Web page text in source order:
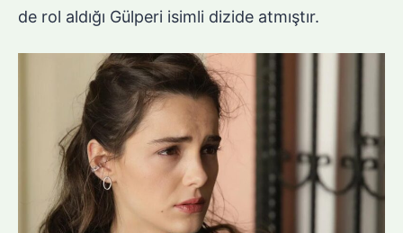
de rol aldığı Gülperi isimli dizide atmıştır.